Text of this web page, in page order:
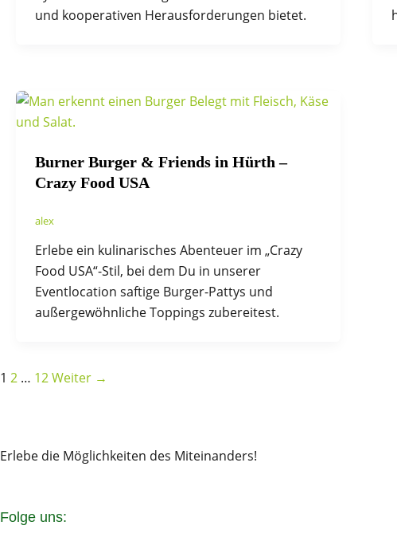
und kooperativen Herausforderungen bietet.
Burner Burger & Friends in Hürth –
Crazy Food USA
alex
Erlebe ein kulinarisches Abenteuer im „Crazy
Food USA“-Stil, bei dem Du in unserer
Eventlocation saftige Burger-Pattys und
außergewöhnliche Toppings zubereitest.
1 2 … 12Weiter →
Erlebe die Möglichkeiten des Miteinanders!
Folge uns: